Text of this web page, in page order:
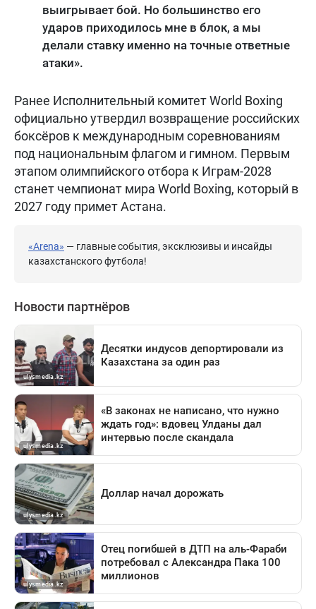
выигрывает бой. Но большинство его
ударов приходилось мне в блок, а мы
делали ставку именно на точные ответные
атаки».
Ранее Исполнительный комитет World Boxing
официально утвердил возвращение российских
боксёров к международным соревнованиям
под национальным флагом и гимном. Первым
этапом олимпийского отбора к Играм-2028
станет чемпионат мира World Boxing, который в
2027 году примет Астана.
«Arena» — главные события, эксклюзивы и инсайды
казахстанского футбола!